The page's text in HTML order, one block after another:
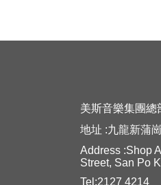
美斯音樂集團總
地址 :九龍新蒲
Address :Shop
Street, San Po
Tel:2127 4214